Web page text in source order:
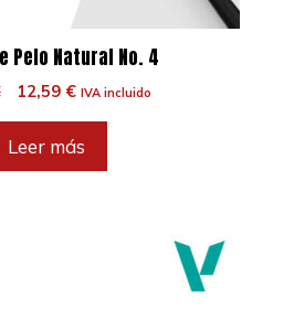
Pelo Natural No. 4
El
original
era:
12,59 €El
es:
IVA incluido
Leer más